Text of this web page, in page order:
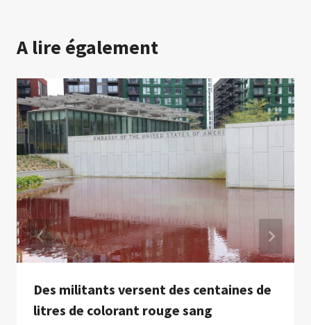
A lire également
Des militants versent des centaines de
litres de colorant rouge sang